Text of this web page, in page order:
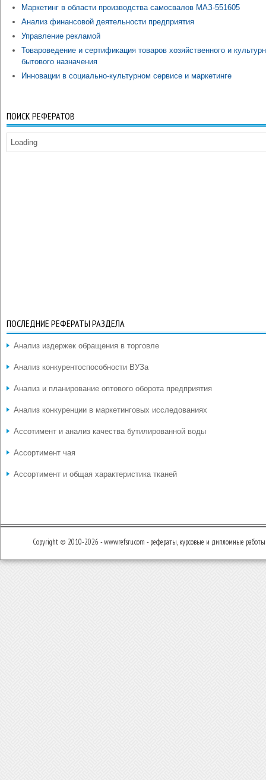
Маркетинг в области производства самосвалов МАЗ-551605
Анализ финансовой деятельности предприятия
Управление рекламой
Товароведение и сертификация товаров хозяйственного и
бытового назначения
Инновации в социально-культурном сервисе и маркетинге
ПОИСК РЕФЕРАТОВ
Loading
ПОСЛЕДНИЕ РЕФЕРАТЫ РАЗДЕЛА
Анализ издержек обращения в торговле
Анализ конкурентоспособности ВУЗа
Анализ и планирование оптового оборота предприятия
Анализ конкуренции в маркетинговых исследованиях
Ассотимент и анализ качества бутилированной воды
Ассортимент чая
Ассортимент и общая характеристика тканей
Copyright © 2010-2026 - www.refsru.com - рефераты, курсовые и дипломные работы